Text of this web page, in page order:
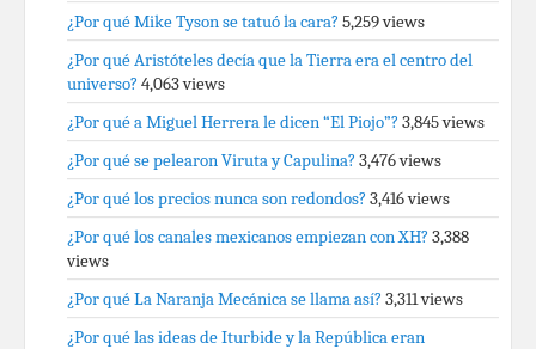
¿Por qué Mike Tyson se tatuó la cara? 5,259 views
¿Por qué Aristóteles decía que la Tierra era el centro del
universo? 4,063 views
¿Por qué a Miguel Herrera le dicen “El Piojo”? 3,845 views
¿Por qué se pelearon Viruta y Capulina? 3,476 views
¿Por qué los precios nunca son redondos? 3,416 views
¿Por qué los canales mexicanos empiezan con XH? 3,388
views
¿Por qué La Naranja Mecánica se llama así? 3,311 views
¿Por qué las ideas de Iturbide y la República eran